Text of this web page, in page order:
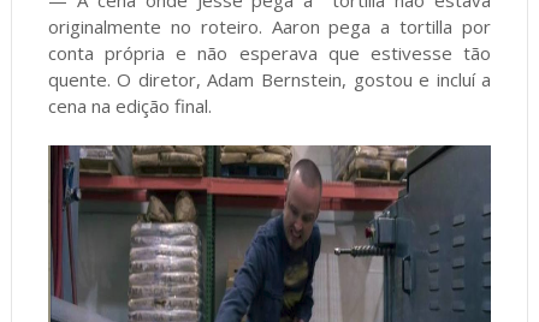
originalmente no roteiro. Aaron pega a tortilla por
conta própria e não esperava que estivesse tão
quente. O diretor, Adam Bernstein, gostou e incluí a
cena na edição final.